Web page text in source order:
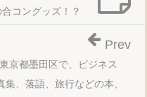
合コングッズ！？
京都墨田区で、ビジネス
、落語、旅行などの本、
Prev